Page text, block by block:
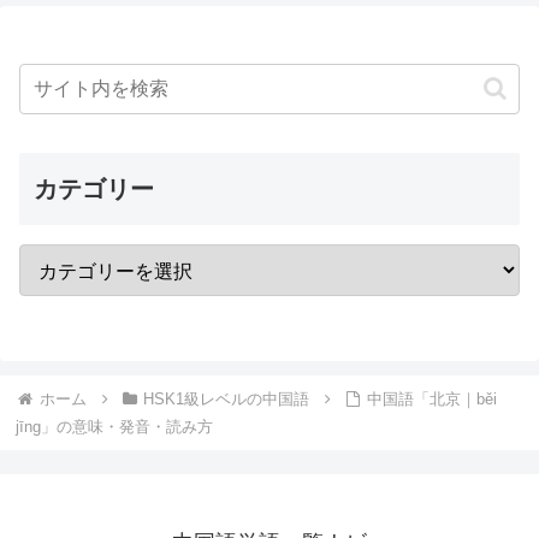
カテゴリー
ホーム HSK1級レベルの中国語
中国語「北京｜běi
jīng」の意味・発音・読み方